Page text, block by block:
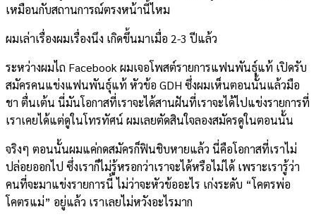
เหมือนกับสถานการณ์ตรงหน้านี้ไหม
ผมเล่าเรื่องผมเรื่องนึง เกิดขึ้นมาเมื่อ 2-3 ปีแล้ว
ระหว่างผมไถ Facebook ผมเจอโพสต์รายการแฟนพันธุ์แท้ เปิดรับ
สมัครคนแข่งแฟนพันธุ์แท้ หัวข้อ GDH ซึ่งผมเห็นตอนนั้นแล้วมือ
ชา ตื่นเต้น นี่มันโอกาสที่เราจะได้สานฝันที่เราจะได้ไปแข่งรายการที่
เราเคยได้แต่ดูในโทรทัศน์ ผมเลยตัดสินใจลองสมัครดูในตอนนั้น
จริงๆ ตอนนั้นผมแค่กดสมัครก็ฟินชิบหายแล้ว นี่คือโอกาสที่เราไม่
ปล่อยออกไป ซึ่งเราก็ไม่รู้หรอกว่าเราจะได้หรือไม่ได้ เพราะเรารู้ว่า
คนที่จะมาแข่งรายการนี้ ไม่ว่าจะหัวข้ออะไร เก่งระดับ “โคตรพ่อ
โคตรแม่” อยู่แล้ว เราเลยไม่หวังอะไรมาก